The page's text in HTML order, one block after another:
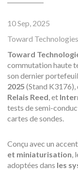
10 Sep, 2025
Toward
Toward
commutation haute
son dernier
2025 (Stand
Relais Reed, et
tests de semi-
cartes de sondes.
Conçu avec un
et miniaturisation,
adoptées dans les